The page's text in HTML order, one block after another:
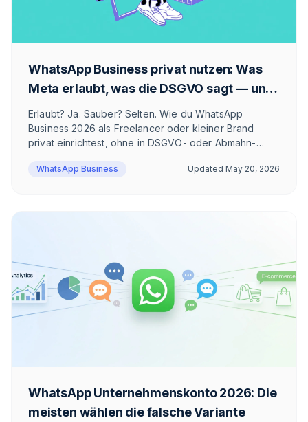
WhatsApp Business privat nutzen: Was
Meta erlaubt, was die DSGVO sagt — und
wie du es sauber löst
Erlaubt? Ja. Sauber? Selten. Wie du WhatsApp
Business 2026 als Freelancer oder kleiner Brand
privat einrichtest, ohne in DSGVO- oder Abmahn-
reicht.
WhatsApp Business Updated May 20, 2026
WhatsApp Unternehmenskonto 2026: Die
meisten wählen die falsche Variante